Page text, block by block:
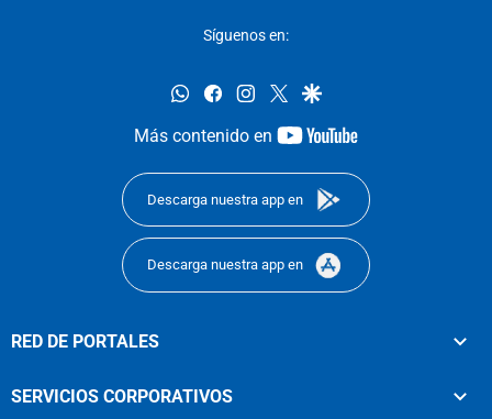
Síguenos en:
whatsappfacebookinstagram
twittergoogle
Más contenido en
youtube-
Descarga nuestra app en
Descarga nuestra app en
RED DE PORTALES
SERVICIOS CORPORATIVOS